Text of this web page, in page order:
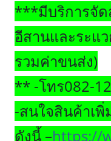
***มีบริการจัด
อีสานและระแ
รวมค่าขนส่ง)
** -โทร082-
-สนใจสินค้าเพิ่
ดังนี้ –https://